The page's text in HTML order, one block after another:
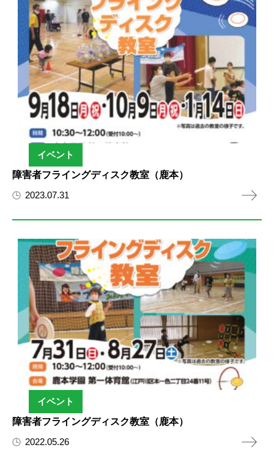
イベント
障害者フライングディスク教室（鹿本）
2023.07.31
イベント
障害者フライングディスク教室（鹿本）
2022.05.26